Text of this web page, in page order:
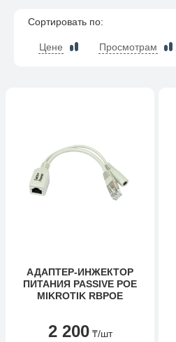
Сортировать по:
Цене Просмотрам
АДАПТЕР-ИНЖЕКТОР
ПИТАНИЯ PASSIVE POE
MIKROTIK RBPOE
2 200 ₸/шт